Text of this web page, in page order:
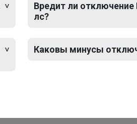
Вредит ли отключение
лс?
Каковы минусы